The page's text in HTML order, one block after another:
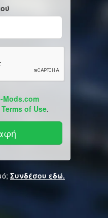
Mods.com
Terms of Use.
Συνδέσου εδώ.